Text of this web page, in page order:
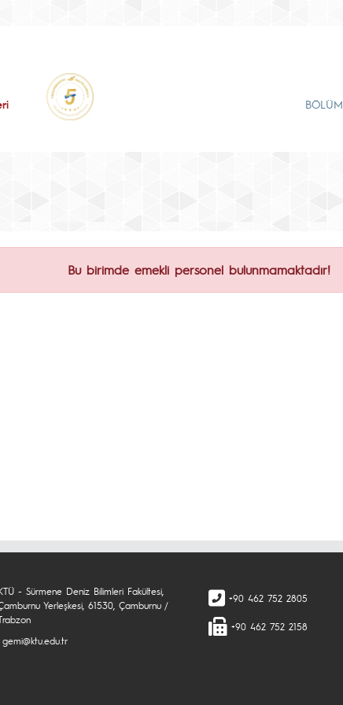
BÖLÜM
Bu birimde emekli personel bulunmamaktadır!
- Sürmene Deniz Bilimleri Fakültesi,
Yerleşkesi, 61530, Çamburnu /
gemi@ktu.edu.tr
+90 462 752 2805
+90 462 752 2158